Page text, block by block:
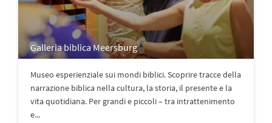
Galleria biblica Meersburg
Museo esperienziale sui mondi biblici. Scoprire tracce della
narrazione biblica nella cultura, la storia, il presente e la
vita quotidiana. Per grandi e piccoli – tra intrattenimento
e...